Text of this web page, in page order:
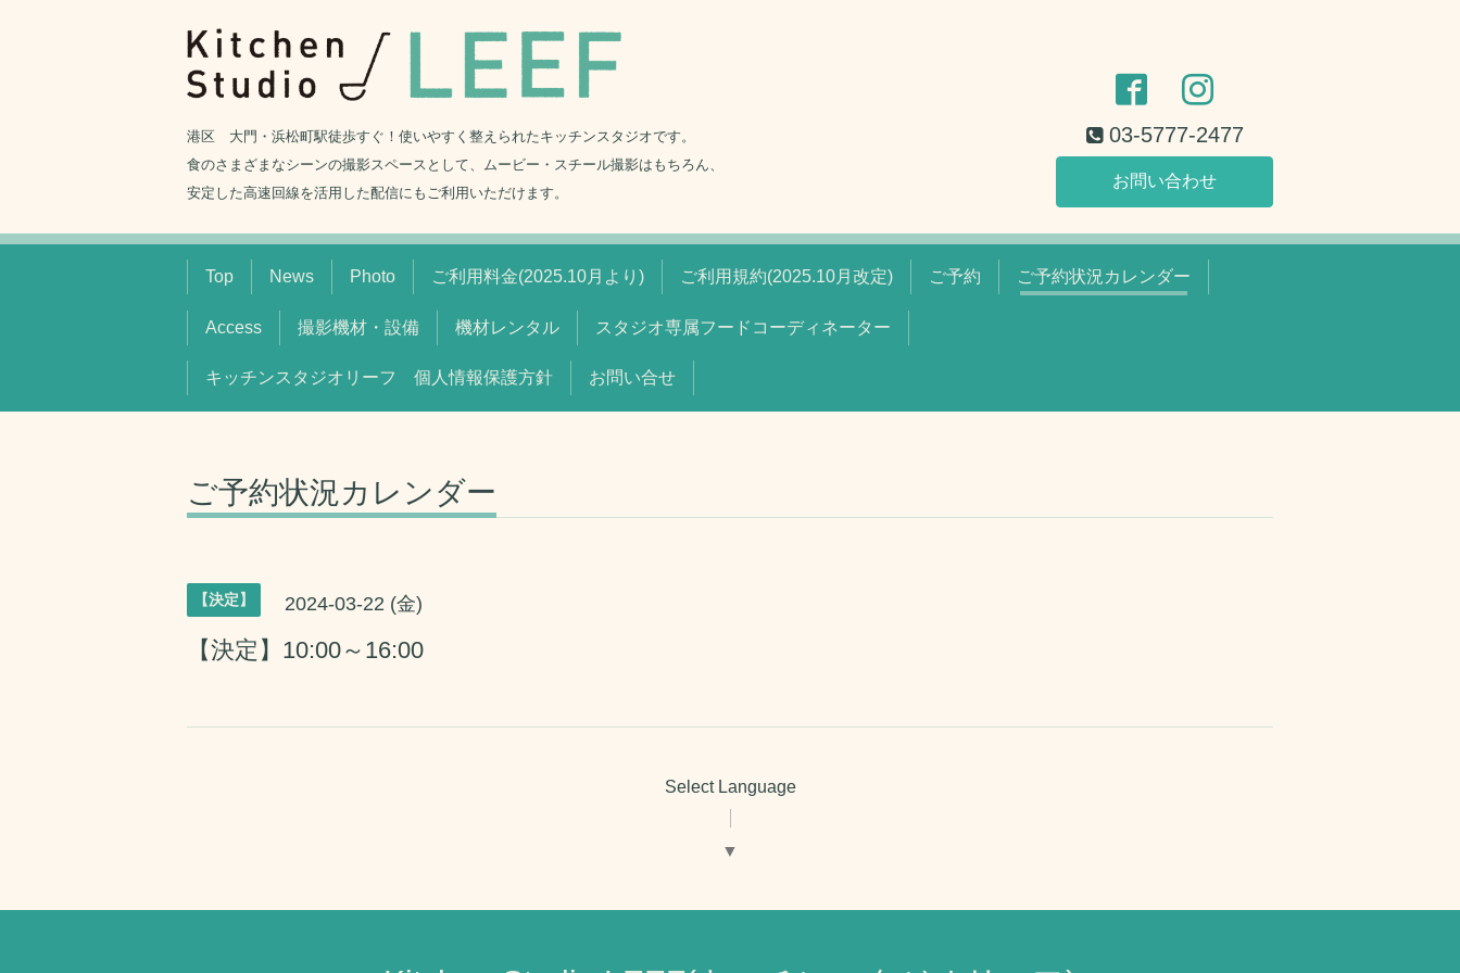
港区 大門・浜松町駅徒歩すぐ！使いやすく整えられたキッチンスタジオです。
食のさまざまなシーンの撮影スペースとして、ムービー・スチール撮影はもちろん、
安定した高速回線を活用した配信にもご利用いただけます。
03-5777-2477
お問い合わせ
Top News Photo ご利用料金(2025.10月より) ご利用規約(2025.10月改定) ご予約 ご予約状況カレンダー
Access 撮影機材・設備 機材レンタル スタジオ専属フードコーディネーター
キッチンスタジオリーフ 個人情報保護方針 お問い合せ
ご予約状況カレンダー
【決定】 2024-03-22 (金)
【決定】10:00～16:00
Select Language
▼